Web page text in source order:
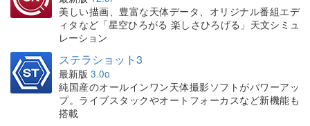
美しい描画、豊富な天体データ、オリジナル番組エデ
ィタなど「星空ひろがる 楽しさひろげる」天文シミュ
レーション
ステラショット3
最新版 3.0o
純国産のオールインワン天体撮影ソフトがパワーアッ
プ。ライブスタックやオートフォーカスなど新機能も
搭載